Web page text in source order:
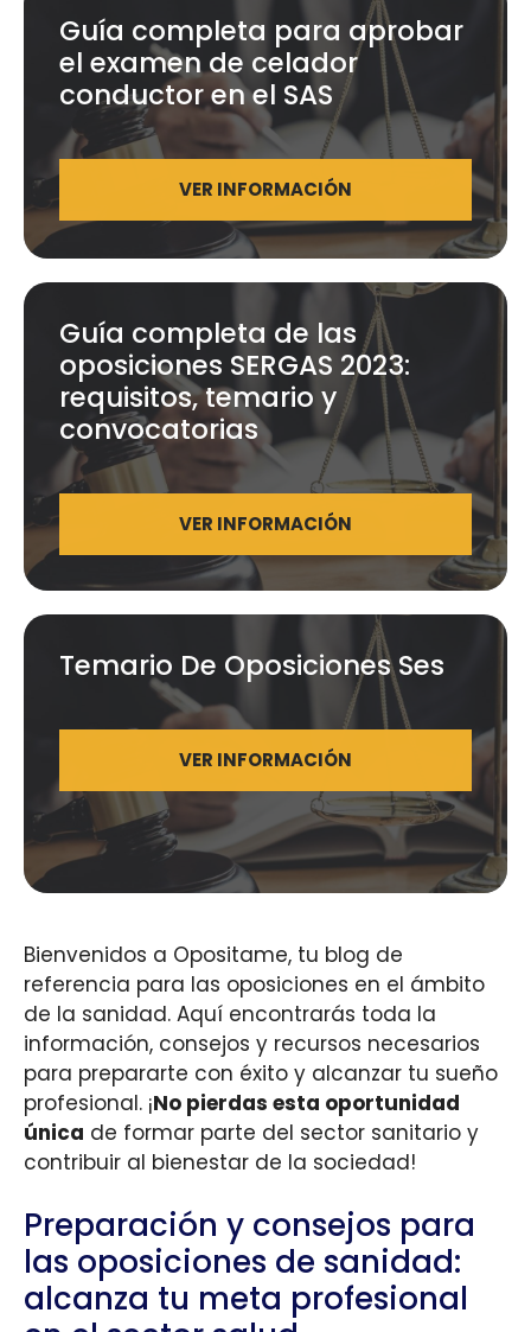
Guía completa para aprobar
el examen de celador
conductor en el SAS
VER INFORMACIÓN
Guía completa de las
oposiciones SERGAS 2023:
requisitos, temario y
convocatorias
VER INFORMACIÓN
Temario De Oposiciones Ses
VER INFORMACIÓN
Bienvenidos a Opositame, tu blog de
referencia para las oposiciones en el ámbito
de la sanidad. Aquí encontrarás toda la
información, consejos y recursos necesarios
para prepararte con éxito y alcanzar tu sueño
profesional. ¡No pierdas esta oportunidad
única de formar parte del sector sanitario y
contribuir al bienestar de la sociedad!
Preparación y consejos para
las oposiciones de sanidad:
alcanza tu meta profesional